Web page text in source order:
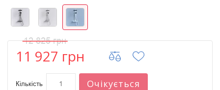
12 825 грн
11 927 грн
Кількість Очікується